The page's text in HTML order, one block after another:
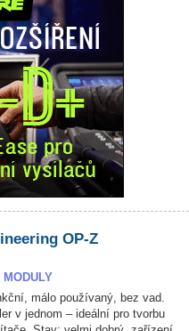
OP-Z
málo používaný, bez vad.
v jednom – ideální pro tvorbu